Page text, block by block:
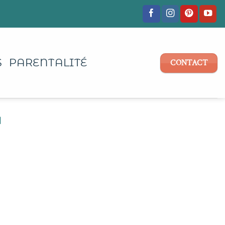
PARENTALITÉ CONTACT